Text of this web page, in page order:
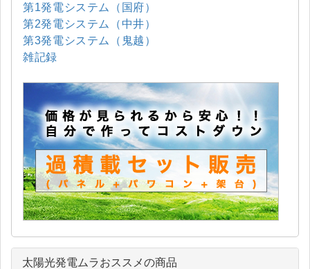
第1発電システム（国府）
第2発電システム（中井）
第3発電システム（鬼越）
雑記録
太陽光発電ムラおススメの商品